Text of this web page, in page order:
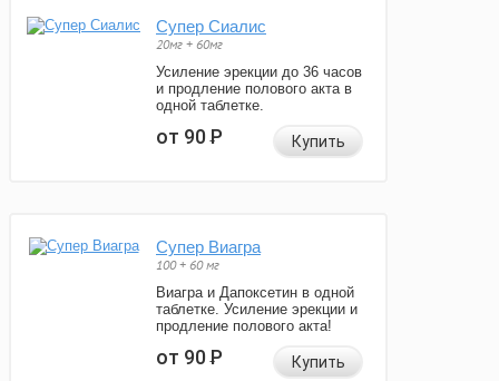
Супер Сиалис
20мг + 60мг
Усиление эрекции до 36 часов
и продление полового акта в
одной таблетке.
от 90Р Купить
Супер Виагра
100 + 60 мг
Виагра и Дапоксетин в одной
таблетке. Усиление эрекции и
продление полового акта!
от 90Р Купить